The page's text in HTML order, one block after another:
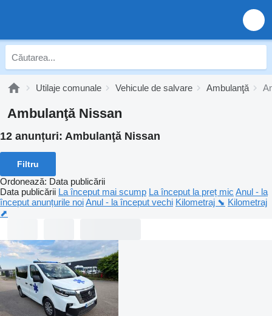
Utilaje comunale Vehicule de salvare Ambulanţă
Ambulanţă Nissan
12 anunțuri: Ambulanţă Nissan
Filtru
Ordonează: Data publicării
Data publicării La început mai scump La început la preț mic Anul - la
început anunțurile noiAnul - la început vechi Kilometraj ⬊ Kilometraj
⬈